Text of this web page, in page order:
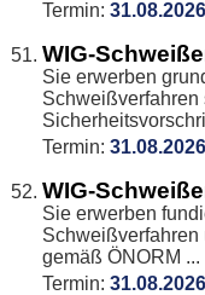
Termin:
WIG-
Sie erwerben
Termin:
WIG-
Sie erwerben
Schweißverfahren
gemäß ÖNORM ...
Termin: